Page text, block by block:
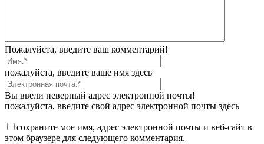
Пожалуйста, введите ваш комментарий!
пожалуйста, введите ваше имя здесь
Вы ввели неверный адрес электронной почты!
пожалуйста, введите свой адрес электронной почты здесь
сохраните мое имя, адрес электронной почты и веб-сайт в
этом браузере для следующего комментария.